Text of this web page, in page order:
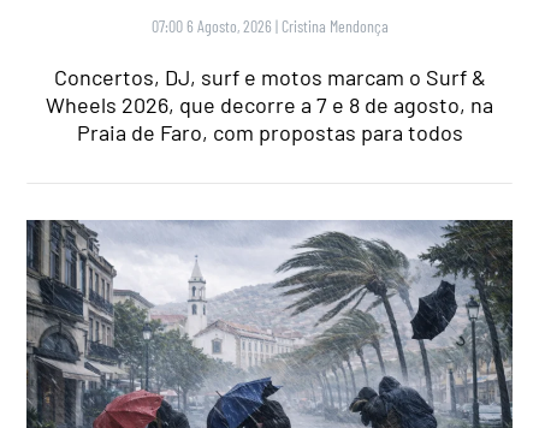
07:00 6 Agosto, 2026 | Cristina Mendonça
Concertos, DJ, surf e motos marcam o Surf &
Wheels 2026, que decorre a 7 e 8 de agosto, na
Praia de Faro, com propostas para todos